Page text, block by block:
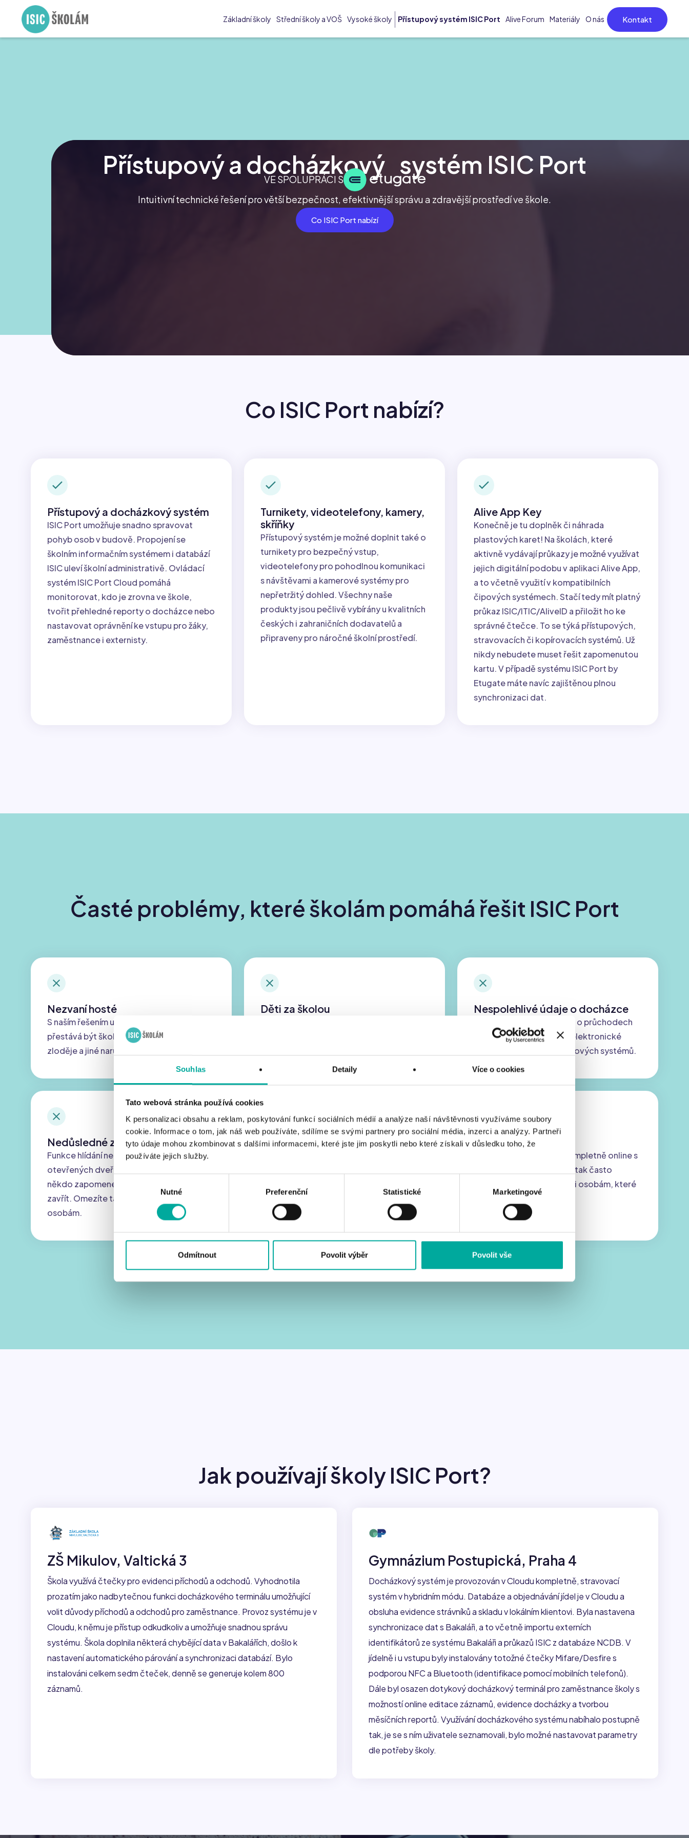
Souhlas Detaily Více o cookies
Tato webová stránka používá cookies
K personalizaci obsahu a reklam, poskytování funkcí sociálních médií a analýze naší návštěvnosti využíváme soubory
cookie. Informace o tom, jak náš web používáte, sdílíme se svými partnery pro sociální média, inzerci a analýzy. Partneři
tyto údaje mohou zkombinovat s dalšími informacemi, které jste jim poskytli nebo které získali v důsledku toho, že
používáte jejich služby.
Nutné Preferenční Statistické Marketingové
Odmítnout Povolit výběr Povolit vše
Základní školy Střední školy a VOŠ Vysoké školy Přístupový systém ISIC Port Alive Forum Materiály O nás Kontakt
Přístupový a docházkový systém ISIC Port
VE SPOLUPRÁCI S
Intuitivní technické řešení pro větší bezpečnost, efektivnější správu a zdravější prostředí ve škole.
Co ISIC Port nabízí
Co ISIC Port nabízí?
Přístupový a docházkový systém
ISIC Port umožňuje snadno spravovat
pohyb osob v budově. Propojení se
školním informačním systémem i databází
ISIC uleví školní administrativě. Ovládací
systém ISIC Port Cloud pomáhá
monitorovat, kdo je zrovna ve škole,
tvořit přehledné reporty o docházce nebo
nastavovat oprávnění ke vstupu pro žáky,
zaměstnance i externisty.
Turnikety, videotelefony, kamery,
skříňky
Přístupový systém je možné doplnit také o
turnikety pro bezpečný vstup,
videotelefony pro pohodlnou komunikaci
s návštěvami a kamerové systémy pro
nepřetržitý dohled. Všechny naše
produkty jsou pečlivě vybírány u kvalitních
českých i zahraničních dodavatelů a
připraveny pro náročné školní prostředí.
Alive App Key
Konečně je tu doplněk či náhrada
plastových karet! Na školách, které
aktivně vydávají průkazy je možné využívat
jejich digitální podobu v aplikaci Alive App,
a to včetně využití v kompatibilních
čipových systémech. Stačí tedy mít platný
průkaz ISIC/ITIC/AliveID a přiložit ho ke
správné čtečce. To se týká přístupových,
stravovacích či kopírovacích systémů. Už
nikdy nebudete muset řešit zapomenutou
kartu. V případě systému ISIC Port by
Etugate máte navíc zajištěnou plnou
synchronizaci dat.
Časté problémy, které školám pomáhá řešit ISIC Port
Nezvaní hosté
S naším řešením u vstupu do budovy
přestává být škola snadným cílem pro
zloděje a jiné narušitele.
Děti za školou Nespolehlivé údaje o docházce
Automaticky získaná data o průchodech
mohou hned putovat do elektronické
třídní knihy nebo docházkových systémů.
Nedůsledné zavírání dveří
Funkce hlídání neobvykle dlouho
otevřených dveří vás upozorní, když
někdo zapomene dveře do školy správně
zavřít. Omezíte tak vstup nežádoucím
osobám.
Nedostatečná ochrana majetku
systém máte přehled o tom kdy a kdo se
kam pokoušel dostat.
Zastaralá oprávnění
Pokud nejsou systémy kompletně online s
pokročilou automatizací, tak často
zůstává oprávnění vstupu i osobám, které
už ho mít nemají.
Jak používají školy ISIC Port?
ZŠ Mikulov, Valtická 3
Škola využívá čtečky pro evidenci příchodů a odchodů. Vyhodnotila
prozatím jako nadbytečnou funkci docházkového terminálu umožňující
volit důvody příchodů a odchodů pro zaměstnance. Provoz systému je v
Cloudu, k němu je přístup odkudkoliv a umožňuje snadnou správu
systému. Škola doplnila některá chybějící data v Bakalářích, došlo k
nastavení automatického párování a synchronizaci databází. Bylo
instalováni celkem sedm čteček, denně se generuje kolem 800
záznamů.
Gymnázium Postupická, Praha 4
Docházkový systém je provozován v Cloudu kompletně, stravovací
systém v hybridním módu. Databáze a objednávání jídel je v Cloudu a
obsluha evidence strávníků a skladu v lokálním klientovi. Byla nastavena
synchronizace dat s Bakaláři, a to včetně importu externích
identifikátorů ze systému Bakaláři a průkazů ISIC z databáze NCDB. V
jídelně i u vstupu byly instalovány totožné čtečky Mifare/Desfire s
podporou NFC a Bluetooth (identifikace pomocí mobilních telefonů).
Dále byl osazen dotykový docházkový terminál pro zaměstnance školy s
možností online editace záznamů, evidence docházky a tvorbou
měsíčních reportů. Využívání docházkového systému nabíhalo postupně
tak, je se s ním uživatele seznamovali, bylo možné nastavovat parametry
dle potřeby školy.